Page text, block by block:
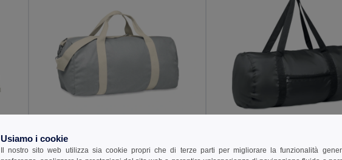
10,12 €
Usiamo i cookie
Il nostro sito web utilizza sia cookie propri che di terze parti per migliorare la funzionalità